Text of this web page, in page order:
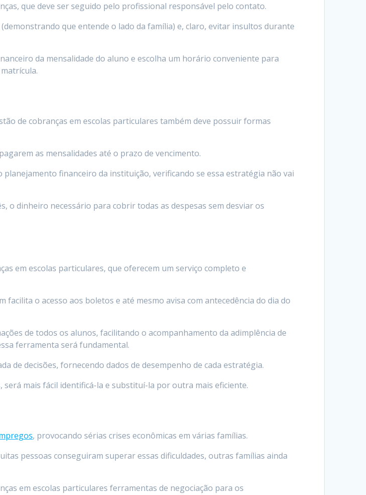
que deve ser seguido pelo profissional responsável pelo contato.
que entende o lado da família) e, claro, evitar insultos durante
da mensalidade do aluno e escolha um horário conveniente para
de cobranças em escolas particulares também deve possuir formas
as mensalidades até o prazo de vencimento.
planejamento financeiro da instituição, verificando se essa estratégia não vai
o dinheiro necessário para cobrir todas as despesas sem desviar os
em escolas particulares, que oferecem um serviço completo e
o acesso aos boletos e até mesmo avisa com antecedência do dia do
de todos os alunos, facilitando o acompanhamento da adimplência de
ferramenta será fundamental.
de decisões, fornecendo dados de desempenho de cada estratégia.
mais fácil identificá-la e substituí-la por outra mais eficiente.
, provocando sérias crises econômicas em várias famílias.
pessoas conseguiram superar essas dificuldades, outras famílias ainda
em escolas particulares ferramentas de negociação para os